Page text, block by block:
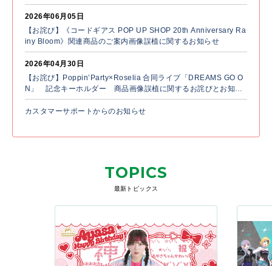
2026年06月05日
【お詫び】《コードギアス POP UP SHOP 20th Anniversary Ra
iny Bloom》関連商品のご案内画像誤植に関するお知らせ
2026年04月30日
【お詫び】Poppin’Party×Roselia 合同ライブ「DREAMS GO O
N」 記念キーホルダー 商品画像誤植に関するお詫びとお知ら
せ
カスタマーサポートからのお知らせ
TOPICS
最新トピックス